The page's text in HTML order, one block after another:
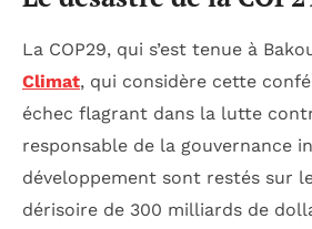
La COP29, qui s’est tenue à
Climat, qui considère cette
échec flagrant dans la lutte
responsable de la gouvernance
développement sont restés sur
dérisoire de 300 milliards de